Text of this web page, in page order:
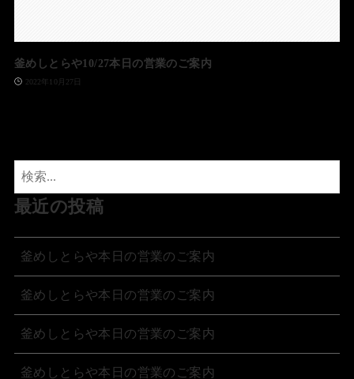
釜めしとらや10/27本日の営業のご案内
2022年10月27日
最近の投稿
釜めしとらや本日の営業のご案内
釜めしとらや本日の営業のご案内
釜めしとらや本日の営業のご案内
釜めしとらや本日の営業のご案内